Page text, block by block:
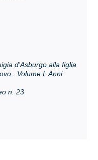
d’Asburgo alla figlia
. Volume I. Anni
n. 23